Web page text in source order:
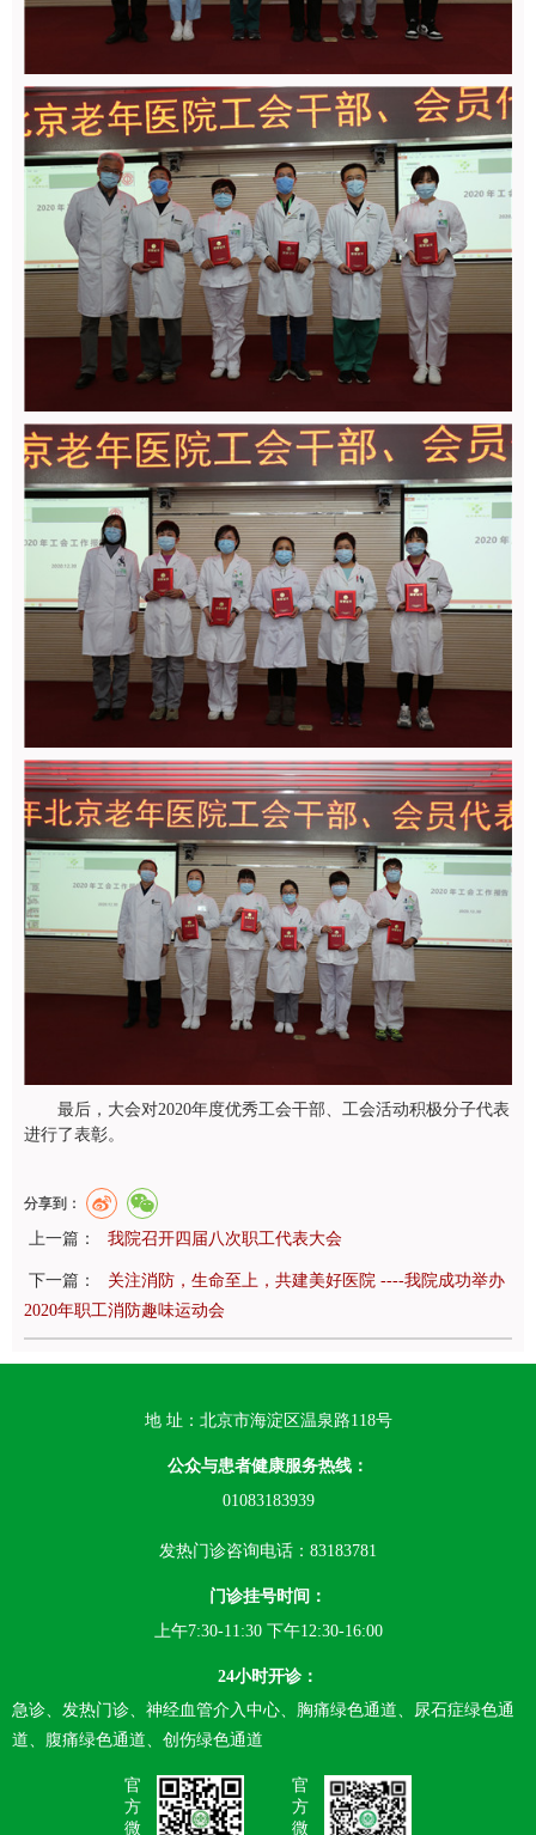
最后，大会对2020年度优秀工会干部、工会活动积极分子代表
进行了表彰。
分享到：
上一篇： 我院召开四届八次职工代表大会
下一篇：
关注消防，生命至上，共建美好医院 ----我院成功举办
2020年职工消防趣味运动会
地 址：北京市海淀区温泉路118号
公众与患者健康服务热线：
01083183939
发热门诊咨询电话：83183781
门诊挂号时间：
上午7:30-11:30 下午12:30-16:00
24小时开诊：
急诊、发热门诊、神经血管介入中心、胸痛绿色通道、尿石症绿色通
道、腹痛绿色通道、创伤绿色通道
官
方
微
官
方
微